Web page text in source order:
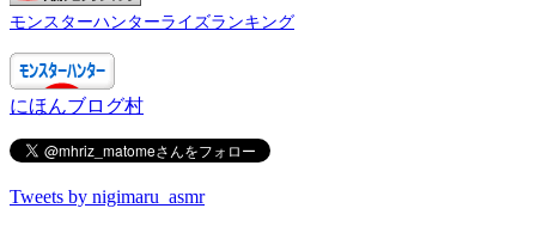
モンスターハンターライズランキング
にほんブログ村
Tweets by nigimaru_asmr